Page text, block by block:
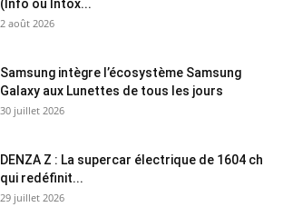
(Info ou Intox...
2 août 2026
Samsung intègre l’écosystème Samsung
Galaxy aux Lunettes de tous les jours
30 juillet 2026
DENZA Z : La supercar électrique de 1604 ch
qui redéfinit...
29 juillet 2026